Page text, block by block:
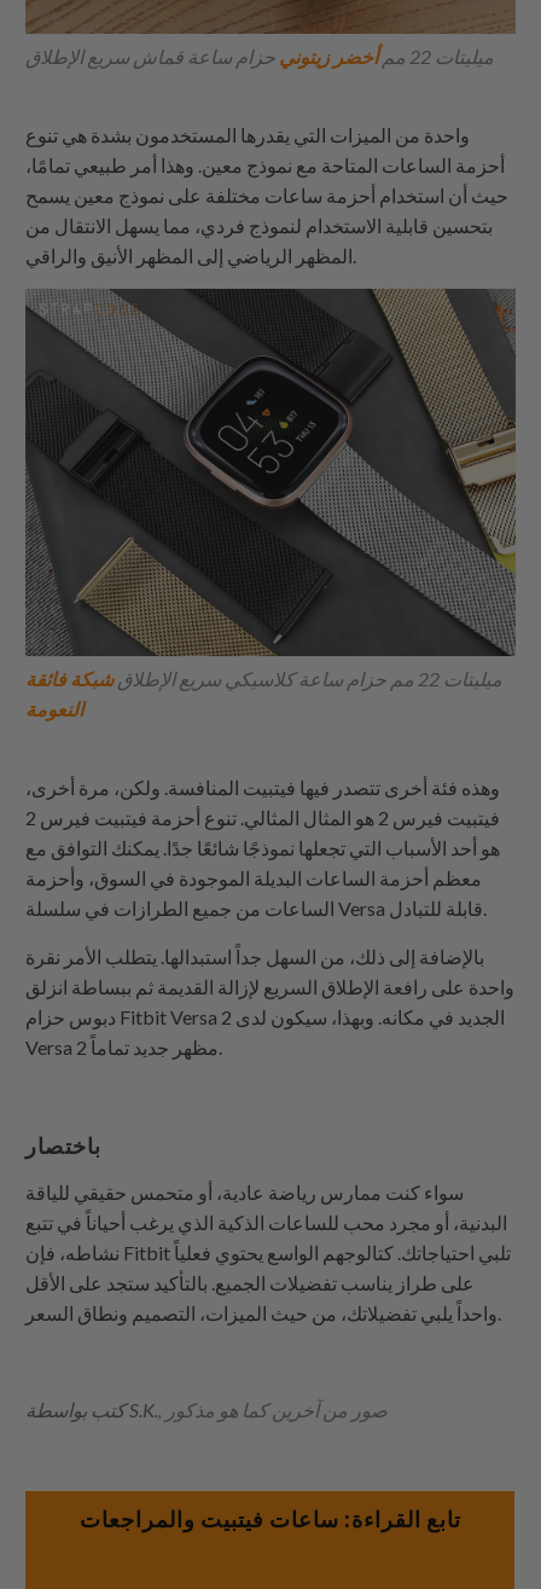
ميليتات 22 مم أخضر زيتوني حزام ساعة قماش سريع الإطلاق
واحدة من الميزات التي يقدرها المستخدمون بشدة هي تنوع
أحزمة الساعات المتاحة مع نموذج معين. وهذا أمر طبيعي تمامًا،
حيث أن استخدام أحزمة ساعات مختلفة على نموذج معين يسمح
بتحسين قابلية الاستخدام لنموذج فردي، مما يسهل الانتقال من
المظهر الرياضي إلى المظهر الأنيق والراقي.
ميليتات 22 مم حزام ساعة كلاسيكي سريع الإطلاق
شبكة فائقة
النعومة
وهذه فئة أخرى تتصدر فيها فيتبيت المنافسة. ولكن، مرة أخرى،
فيتبيت فيرس 2 هو المثال المثالي. تنوع أحزمة فيتبيت فيرس 2
هو أحد الأسباب التي تجعلها نموذجًا شائعًا جدًا. يمكنك التوافق مع
معظم أحزمة الساعات البديلة الموجودة في السوق، وأحزمة
الساعات من جميع الطرازات في سلسلة Versa قابلة للتبادل.
بالإضافة إلى ذلك، من السهل جداً استبدالها. يتطلب الأمر نقرة
واحدة على رافعة الإطلاق السريع لإزالة القديمة ثم ببساطة انزلق
دبوس حزام Fitbit Versa 2 الجديد في مكانه. وبهذا، سيكون لدى
Versa 2 مظهر جديد تماماً.
باختصار
سواء كنت ممارس رياضة عادية، أو متحمس حقيقي للياقة
البدنية، أو مجرد محب للساعات الذكية الذي يرغب أحياناً في تتبع
نشاطه، فإن Fitbit تلبي احتياجاتك. كتالوجهم الواسع يحتوي فعلياً
على طراز يناسب تفضيلات الجميع. بالتأكيد ستجد على الأقل
واحداً يلبي تفضيلاتك، من حيث الميزات، التصميم ونطاق السعر.
كتب بواسطة S.K. , صور من آخرين كما هو مذكور
تابع القراءة: ساعات فيتبيت والمراجعات